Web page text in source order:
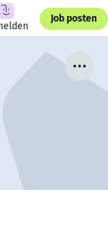
Job posten